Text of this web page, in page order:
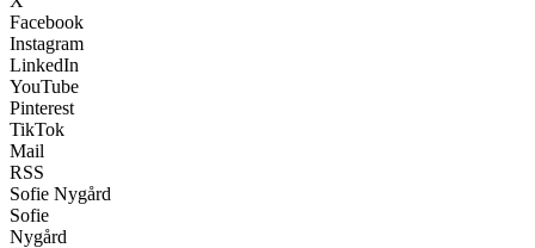
Facebook
Instagram
LinkedIn
YouTube
Pinterest
TikTok
Mail
RSS
Sofie Nygård
Sofie
Nygård